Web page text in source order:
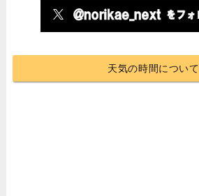
天気の時間について